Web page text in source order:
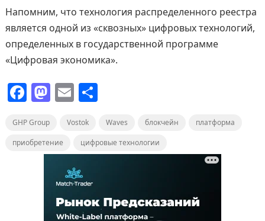
Напомним, что технология распределенного реестра
является одной из «сквозных» цифровых технологий,
определенных в государственной программе
«Цифровая экономика».
F
a
c
e
M
a
o
o
n
E
m
ai
l
О
п
р
и
GHP Group Vostok Waves блокчейн
платформа
приобретение
цифровые технологии